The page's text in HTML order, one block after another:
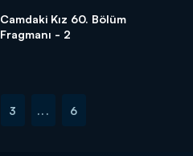
Camdaki Kız 60. Bölüm
Fragmanı - 2
3 ... 6